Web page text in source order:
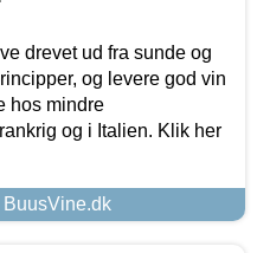
drevet ud fra sunde og
og levere god vin
hos mindre
og i Italien. Klik her